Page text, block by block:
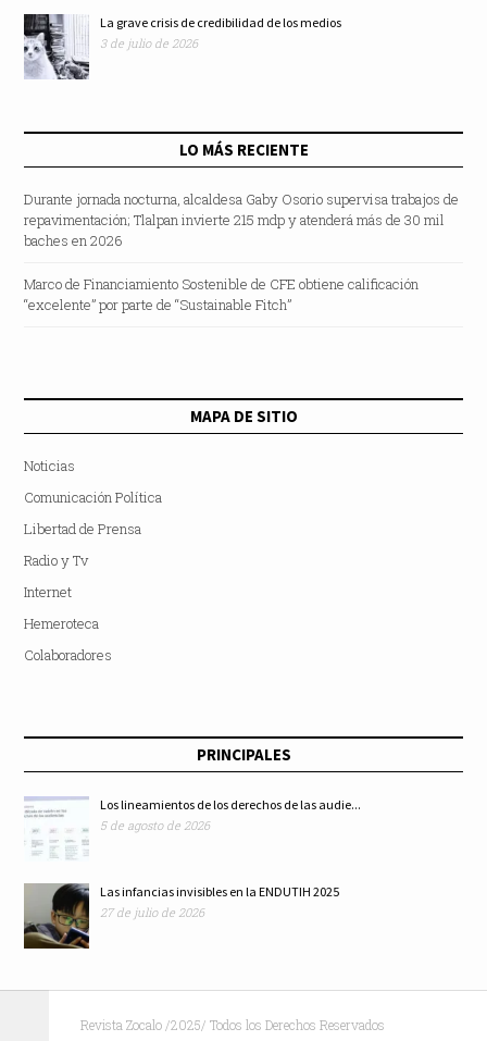
La grave crisis de credibilidad de los medios
3 de julio de 2026
LO MÁS RECIENTE
Durante jornada nocturna, alcaldesa Gaby Osorio supervisa trabajos de
repavimentación; Tlalpan invierte 215 mdp y atenderá más de 30 mil
baches en 2026
Marco de Financiamiento Sostenible de CFE obtiene calificación
“excelente” por parte de “Sustainable Fitch”
MAPA DE SITIO
Noticias
Comunicación Política
Libertad de Prensa
Radio y Tv
Internet
Hemeroteca
Colaboradores
PRINCIPALES
Los lineamientos de los derechos de las audie...
5 de agosto de 2026
Las infancias invisibles en la ENDUTIH 2025
27 de julio de 2026
Revista Zocalo /2025/ Todos los Derechos Reservados